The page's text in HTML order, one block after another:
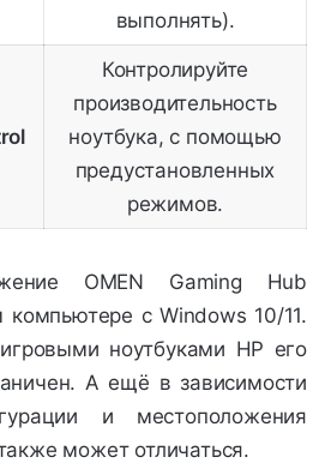
выполнять).
Контролируйте
производительность
ноутбука, с помощью
предустановленных
режимов.
OMEN Gaming Hub
с Windows 10/11.
ноутбуками HP его
А ещё в зависимости
и местоположения
может отличаться.